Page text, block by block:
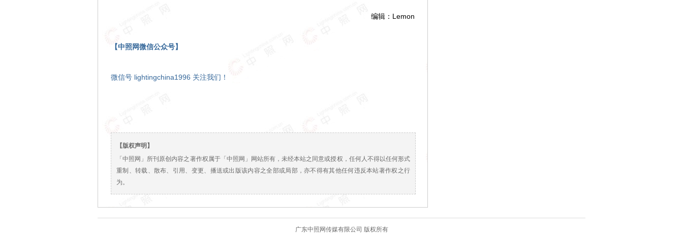
编辑：Lemon
【中照网微信公众号】
微信号 lightingchina1996 关注我们！
【版权声明】
「中照网」所刊原创内容之著作权属于「中照网」网站所有，未经本站之同意或授权，任何人不得以任何形式
重制、转载、散布、引用、变更、播送或出版该内容之全部或局部，亦不得有其他任何违反本站著作权之行
为。
广东中照网传媒有限公司 版权所有